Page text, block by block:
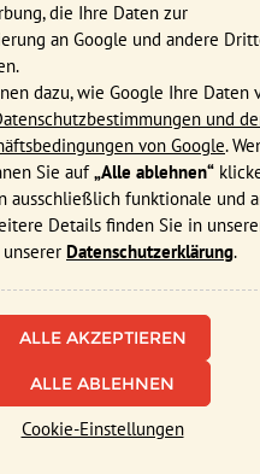
Präsentationen
REISEN
China 23 Tage
Vietnam & Kambodscha
die Ihre Daten zur
an Google und andere
dazu, wie Google Ihre Daten
und
von Google.
Sie auf„Alle ablehnen“
ausschließlich funktionale und
Details finden Sie in
Datenschutzerklärung.
das ordnungsgemäße Funktionieren
sowie Cookies, die uns
Website anonym zu messen.
werden verwendet, um Inhalte auf
ALLE ABLEHNEN
Cookie-Einstellungen